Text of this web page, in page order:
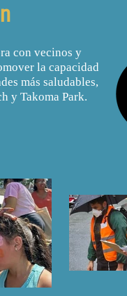
con vecinos y
la capacidad
más saludables,
y Takoma Park.